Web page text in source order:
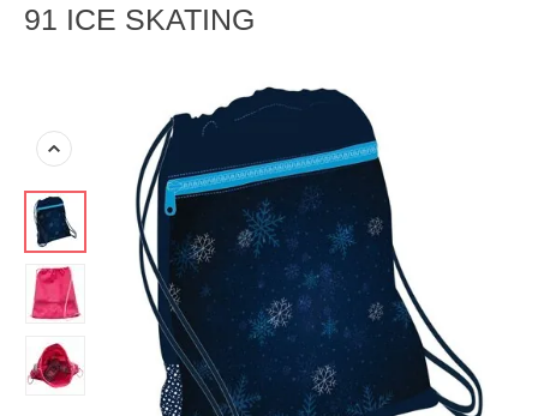
91 ICE SKATING